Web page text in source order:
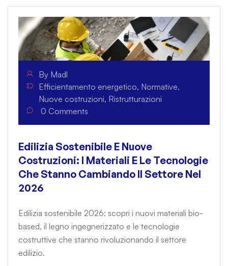
By Madl
Efficientamento energetico, Normative,
Nuove costruzioni, Ristrutturazioni
0 Comments
Edilizia Sostenibile E Nuove
Costruzioni: I Materiali E Le Tecnologie
Che Stanno Cambiando Il Settore Nel
2026
Edilizia sostenibile 2026: scopri i nuovi materiali bio-
based, il legno ingegnerizzato e le tecnologie
costruttive che stanno rivoluzionando il settore
edilizio.